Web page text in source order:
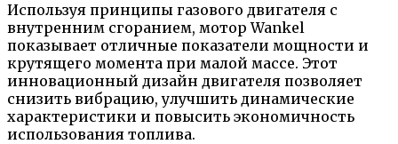
Используя принципы газового двигателя с
внутренним сгоранием, мотор Wankel
показывает отличные показатели мощности и
крутящего момента при малой массе. Этот
инновационный дизайн двигателя позволяет
снизить вибрацию, улучшить динамические
характеристики и повысить экономичность
использования топлива.